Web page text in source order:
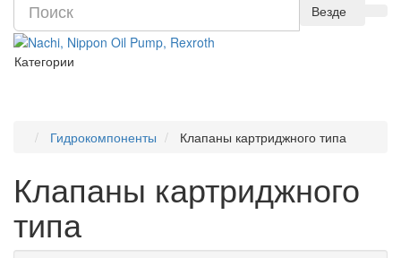
Везде
Категории
Гидрокомпоненты Клапаны картриджного типа
Клапаны картриджного
типа